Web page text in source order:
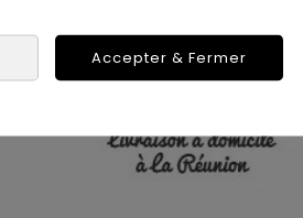
Accepter & Fermer